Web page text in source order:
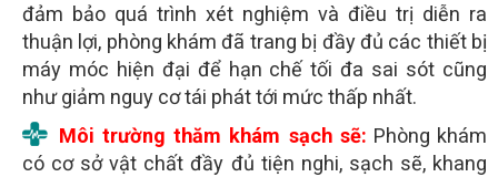
đảm bảo quá trình xét nghiệm và điều trị diễn ra
thuận lợi, phòng khám đã trang bị đầy đủ các thiết bị
máy móc hiện đại để hạn chế tối đa sai sót cũng
như giảm nguy cơ tái phát tới mức thấp nhất.
Môi trường thăm khám sạch sẽ: Phòng khám
có cơ sở vật chất đầy đủ tiện nghi, sạch sẽ, khang